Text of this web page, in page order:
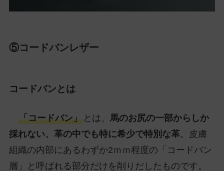
⑤コードバンレザー
コードバンとは
「コードバン」とは、 馬のお尻の一部からしか
採れない、革の中でも特に希少で特別な革。皮膚
組織の内部にあるわずか2ｍｍ程度の「コードバン
層」と呼ばれる部分だけを削りだしたものです。